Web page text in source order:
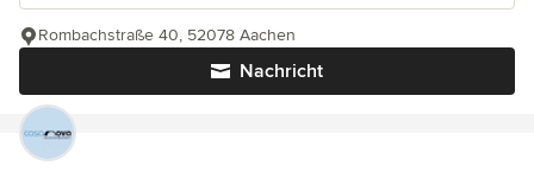
Nachricht
Rombachstraße 40, 52078 Aachen